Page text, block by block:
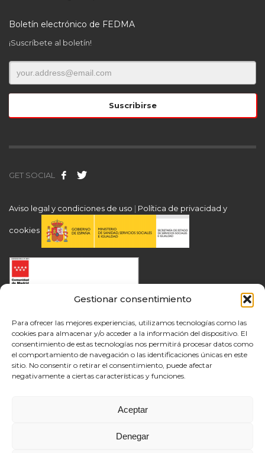
Gestionar consentimiento
Para ofrecer las mejores experiencias, utilizamos tecnologías como las
cookies para almacenar y/o acceder a la información del dispositivo. El
consentimiento de estas tecnologías nos permitirá procesar datos como
el comportamiento de navegación o las identificaciones únicas en este
sitio. No consentir o retirar el consentimiento, puede afectar
negativamente a ciertas características y funciones.
Aceptar
Denegar
Boletín electrónico de FEDMA
¡Suscríbete al boletín!
GET SOCIAL
Aviso legal y condiciones de uso | Política de privacidad y
cookies